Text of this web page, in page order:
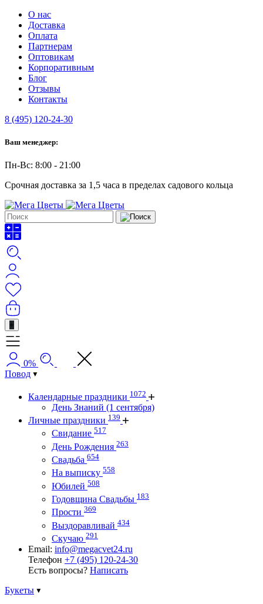
О нас
Доставка
Оплата
Партнерам
Оптовикам
Корпоративным
Блог
Отзывы
Контакты
8 (495) 120-24-30
Ваш менеджер:
Пн-Вс: 8:00 - 21:00
Срочная доставка за 1,5 часа в пределах садового кольца
+
0%
Повод
Календарные праздники 1072
День Знаний (1 сентября)
Личные праздники 139
Свидание 517
День Рождения 263
Свадьба 654
На выписку 558
Юбилей 508
Годовщина Свадьбы 183
Прости 369
Выздоравливай 434
Скучаю 291
Email: info@megacvet24.ru
Телефон +7 (495) 120-24-30
Есть вопросы? Написать
Букеты